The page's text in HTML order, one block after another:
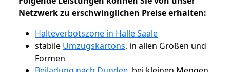
Netzwerk zu erschwinglichen Preise erhalten:
Halteverbotszone in Halle Saale
stabile Umzugskartons, in allen Größen und
Formen